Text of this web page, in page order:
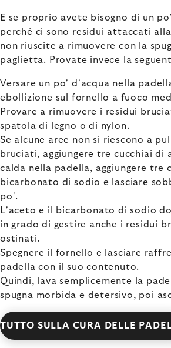
E se proprio avete bisogno di un
perché ci sono residui attaccati
non riuscite a rimuovere con la
paglietta. Provate invece la
Versare un po' d'acqua nella
ebollizione sul fornello a fuoco
Provare a rimuovere i residui
spatola di legno o di nylon.
Se alcune aree non si riescono a
bruciati, aggiungere tre cucchiai di
calda nella padella, aggiungere tre
bicarbonato di sodio e lasciare
po'.
L'aceto e il bicarbonato di sodio
in grado di gestire anche i residui
ostinati.
Spegnere il fornello e lasciare
padella con il suo contenuto.
Quindi, lava semplicemente la
spugna morbida e detersivo, poi
TUTTO SULLA CURA DELLE